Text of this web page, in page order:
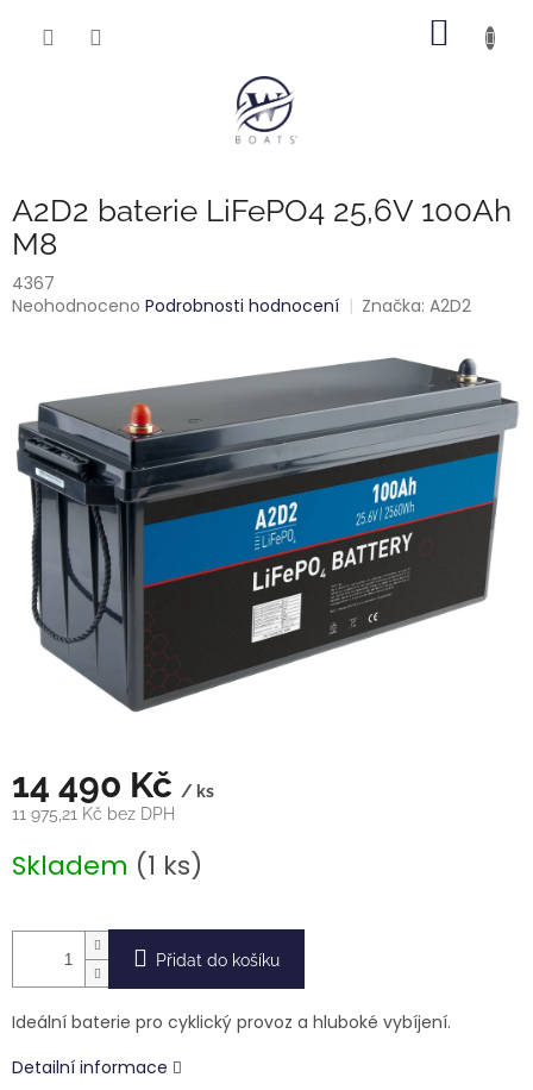
A2D2 baterie LiFePO4 25,6V 100Ah
M8
4367
Průměrné
5
hvězdiček.
Neohodnoceno Podrobnosti hodnocení Značka:A2D2
14 490 Kč / ks
11 975,21 Kč bez DPH
cena:
Skladem (1 ks)
Přidat do košíku
Ideální baterie pro cyklický provoz a hluboké vybíjení.
Detailní informace